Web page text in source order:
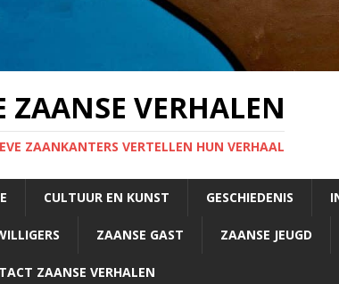
ZAANSE VERHALEN
ZAANKANTERS VERTELLEN HUN VERHAAL
CULTUUR EN KUNST GESCHIEDENIS
ZAANSE GAST ZAANSE JEUGD
ZAANSE VERHALEN